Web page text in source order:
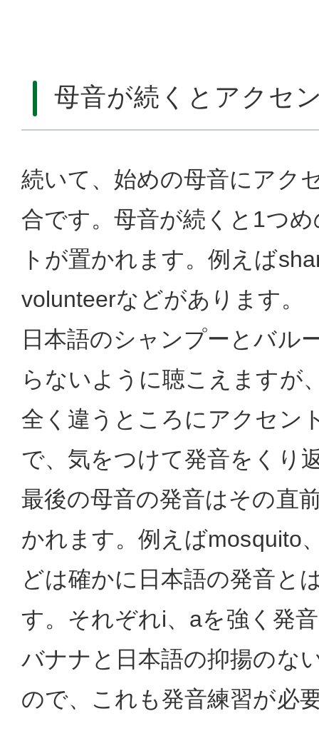
母音が続くとアクセ
続いて、始めの母音にアク
合です。母音が続くと1つ
トが置かれます。例えば
volunteerなどがあります。
日本語のシャンプーとバル
らないように聴こえますが
全く違うところにアクセン
で、気をつけて発音をくり
最後の母音の発音はその直
かれます。例えばmosquito
どは確かに日本語の発音と
す。それぞれi、aを強く発
バナナと日本語の抑揚のな
ので、これも発音練習が必